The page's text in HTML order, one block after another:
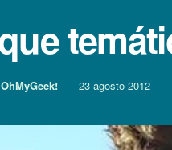
23 agosto 2012